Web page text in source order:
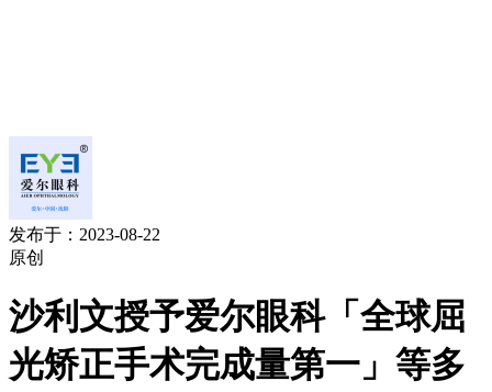
发布于：2023-08-22
原创
沙利文授予爱尔眼科「全球屈
光矫正手术完成量第一」等多